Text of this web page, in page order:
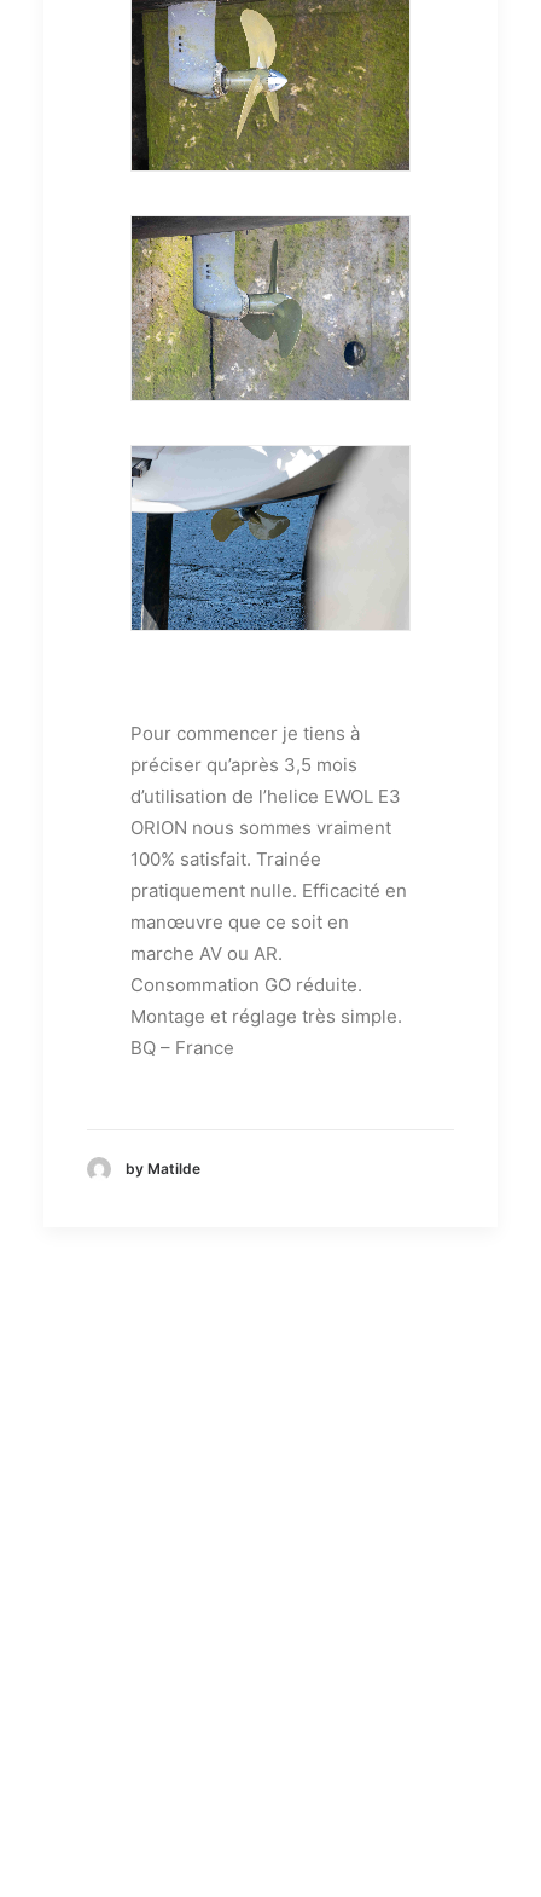
Pour commencer je tiens à
préciser qu’après 3,5 mois
d’utilisation de l’helice EWOL E3
ORION nous sommes vraiment
100% satisfait. Trainée
pratiquement nulle. Efficacité en
manœuvre que ce soit en
marche AV ou AR.
Consommation GO réduite.
Montage et réglage très simple.
BQ – France
by Matilde